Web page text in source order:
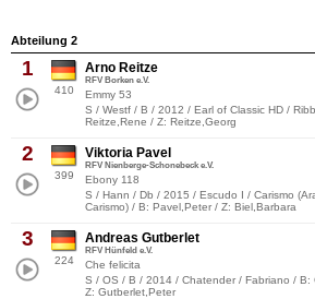
Abteilung 2
1
410
Arno Reitze
RFV Borken e.V.
Emmy 53
S / Westf / B / 2012 / Earl of Classic HD /
Reitze,Rene / Z: Reitze,Georg
2
399
Viktoria Pavel
RFV Nienberge-Schonebeck e.V.
Ebony 118
S / Hann / Db / 2015 / Escudo I / Carismo
Carismo) / B: Pavel,Peter / Z: Biel,Barbara
3
224
Andreas Gutberlet
RFV Hünfeld e.V.
Che felicita
S / OS / B / 2014 / Chatender / Fabriano / B:
Z: Gutberlet,Peter